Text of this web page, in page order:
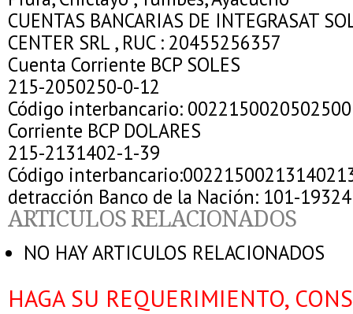
CUENTAS BANCARIAS DE INTEGRASAT
CENTER SRL , RUC : 20455256357
Cuenta Corriente BCP SOLES
215-2050250-0-12
Código interbancario:
Corriente BCP DOLARES
215-2131402-1-39
Código
detracción Banco de la Nación: 101-
ARTICULOS RELACIONADOS
NO HAY ARTICULOS RELACIONADOS
HAGA SU REQUERIMIENTO,